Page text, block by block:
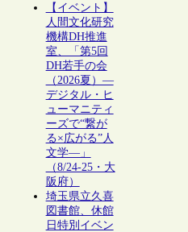
【イベント】
人間文化研究
機構DH推進
室、「第5回
DH若手の会
（2026夏）―
デジタル・ヒ
ューマニティ
ーズで“繋が
る×広がる”人
文学―」
（8/24-25・大
阪府）
埼玉県立久喜
図書館、休館
日特別イベン